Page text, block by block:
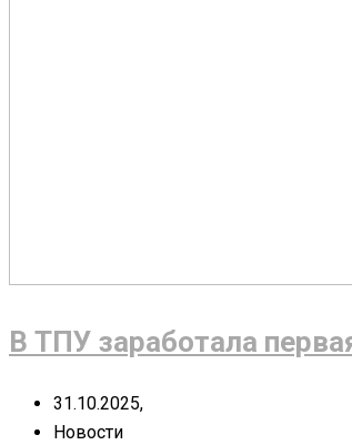
В ТПУ заработала
31.10.2025,
Новости